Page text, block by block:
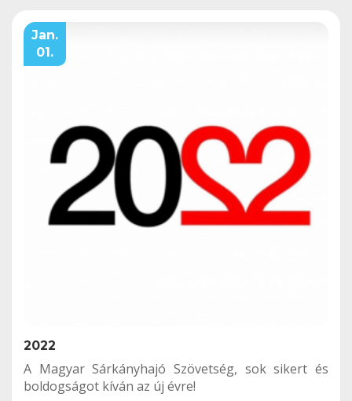
Jan.
01.
2022
A Magyar Sárkányhajó Szövetség, sok sikert és
boldogságot kíván az új évre!